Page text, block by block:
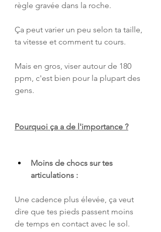
règle gravée dans la roche.
Ça peut varier un peu selon ta taille,
ta vitesse et comment tu cours.
Mais en gros, viser autour de 180
ppm, c'est bien pour la plupart des
gens.
Pourquoi ça a de l'importance ?
Moins de chocs sur tes
articulations :
Une cadence plus élevée, ça veut
dire que tes pieds passent moins
de temps en contact avec le sol.